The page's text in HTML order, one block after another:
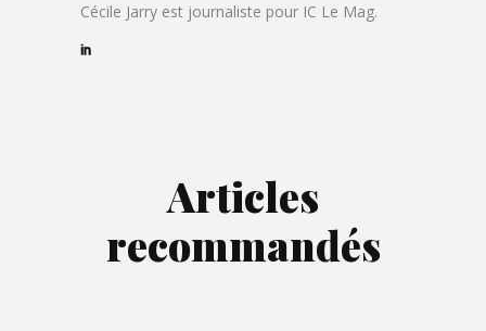
Cécile Jarry est journaliste pour IC Le Mag.
Articles
recommandés